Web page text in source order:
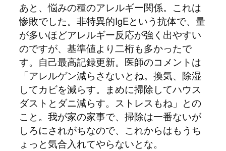
あと、悩みの種のアレルギー関係。これは
惨敗でした。非特異的IgEという抗体で、量
が多いほどアレルギー反応が強く出やすい
のですが、基準値より二桁も多かったで
す。自己最高記録更新。医師のコメントは
「アレルゲン減らさないとね。換気、除湿
してカビを減らす。まめに掃除してハウス
ダストとダニ減らす。ストレスもね」との
こと。我が家の家事で、掃除は一番ないが
しろにされがちなので、これからはもうち
ょっと気合入れてやらないとな。